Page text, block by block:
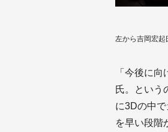
左から吉岡宏起
「今後に
氏。という
に3Dの中
を早い段階